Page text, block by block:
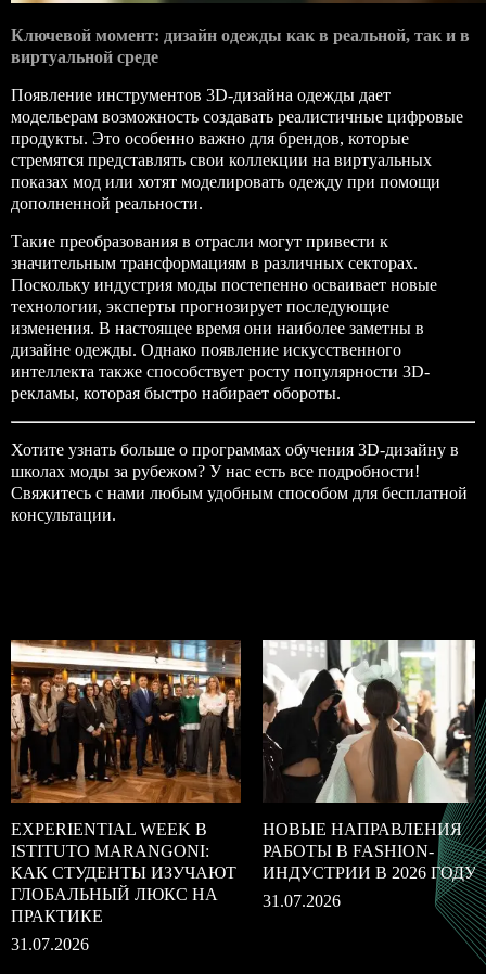
Ключевой момент: дизайн одежды как в реальной, так и в
виртуальной среде
Появление инструментов 3D-дизайна одежды дает
модельерам возможность создавать реалистичные цифровые
продукты. Это особенно важно для брендов, которые
стремятся представлять свои коллекции на виртуальных
показах мод или хотят моделировать одежду при помощи
дополненной реальности.
Такие преобразования в отрасли могут привести к
значительным трансформациям в различных секторах.
Поскольку индустрия моды постепенно осваивает новые
технологии, эксперты прогнозирует последующие
изменения. В настоящее время они наиболее заметны в
дизайне одежды. Однако появление искусственного
интеллекта также способствует росту популярности 3D-
рекламы, которая быстро набирает обороты.
Хотите узнать больше о программах обучения 3D-дизайну в
школах моды за рубежом? У нас есть все подробности!
Свяжитесь с нами любым удобным способом для бесплатной
консультации.
EXPERIENTIAL WEEK В
ISTITUTO MARANGONI:
КАК СТУДЕНТЫ ИЗУЧАЮТ
ГЛОБАЛЬНЫЙ ЛЮКС НА
ПРАКТИКЕ
31.07.2026
НОВЫЕ НАПРАВЛЕНИЯ
РАБОТЫ В FASHION-
ИНДУСТРИИ В 2026 ГОДУ
31.07.2026